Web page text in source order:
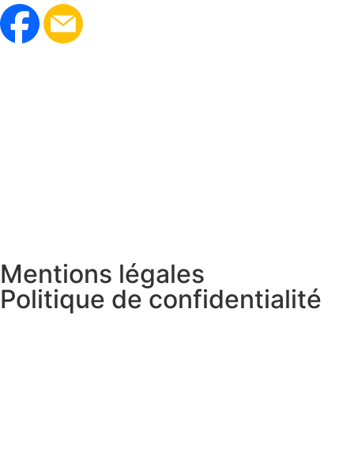
Mentions légales
Politique de confidentialité